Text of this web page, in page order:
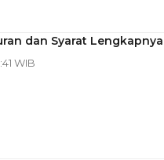
dan Syarat Lengkapnya
WIB